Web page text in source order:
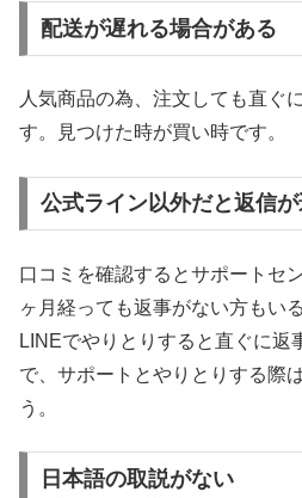
配送が遅れる場合がある
人気商品の為、注文しても直ぐ
す。見つけた時が買い時です。
公式ライン以外だと返信
口コミを確認するとサポートセ
ヶ月経っても返事がない方もい
LINEでやりとりすると直ぐに返
で、サポートとやりとりする際
う。
日本語の取説がない